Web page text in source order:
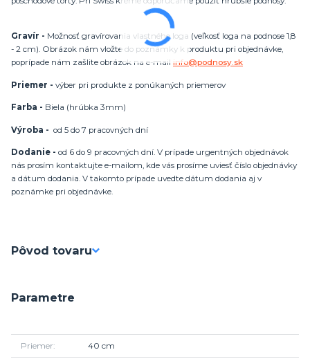
Gravír - Možnosť gravírovania vlastného loga (veľkosť loga na podnose 1,8
- 2 cm). Obrázok nám vložte do poznámky k produktu pri objednávke,
poprípade nám zašlite obrázok na e-mail info@podnosy.sk
Priemer - výber pri produkte z ponúkaných priemerov
Farba - Biela (hrúbka 3mm)
Výroba - od 5 do 7 pracovných dní
Dodanie - od 6 do 9 pracovných dní. V prípade urgentných objednávok
nás prosím kontaktujte e-mailom, kde vás prosíme uviesť číslo objednávky
a dátum dodania. V takomto prípade uvedte dátum dodania aj v
poznámke pri objednávke.
Pôvod tovaru
Parametre
Priemer 40 cm